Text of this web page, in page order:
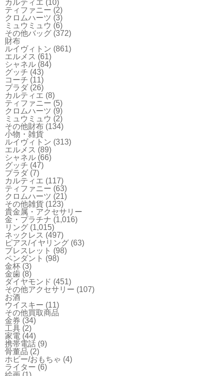
カルティエ (10)
ティファニー (2)
クロムハーツ (3)
ミュウミュウ (6)
その他バッグ (372)
財布
ルイヴィトン (861)
エルメス (61)
シャネル (84)
グッチ (43)
コーチ (11)
プラダ (26)
カルティエ (8)
ティファニー (5)
クロムハーツ (9)
ミュウミュウ (2)
その他財布 (134)
小物・雑貨
ルイヴィトン (313)
エルメス (89)
シャネル (66)
グッチ (47)
プラダ (7)
カルティエ (117)
ティファニー (63)
クロムハーツ (21)
その他雑貨 (123)
貴金属・アクセサリー
金・プラチナ (1,016)
リング (1,015)
ネックレス (497)
ピアス/イヤリング (63)
ブレスレット (98)
ペンダント (98)
金杯 (3)
金歯 (8)
ダイヤモンド (451)
その他アクセサリー (107)
お酒
ウイスキー (11)
その他買取商品
金券 (34)
工具 (2)
家電 (44)
携帯電話 (9)
骨董品 (2)
ホビー/おもちゃ (4)
ライター (6)